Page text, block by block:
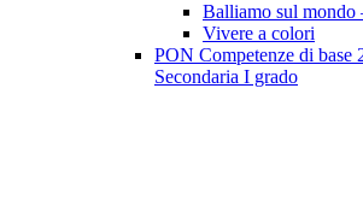
Balliamo sul mondo
Vivere a colori
PON Competenze di base
Secondaria I grado